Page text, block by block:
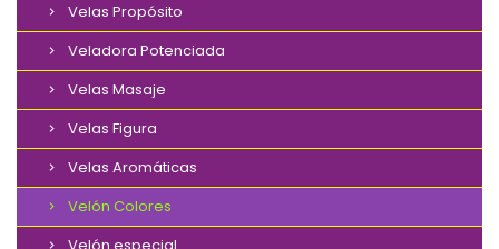
Velas Propósito
Veladora Potenciada
Velas Masaje
Velas Figura
Velas Aromáticas
Velón Colores